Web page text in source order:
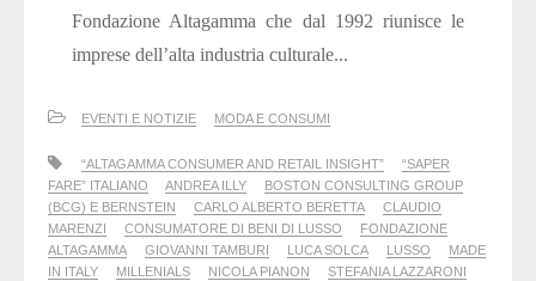
Fondazione Altagamma che dal 1992 riunisce le
imprese dell’alta industria culturale...
EVENTI E NOTIZIE MODA E CONSUMI
“ALTAGAMMA CONSUMER AND RETAIL INSIGHT”
“SAPER
FARE” ITALIANO
ANDREA ILLY
BOSTON CONSULTING GROUP
(BCG) E BERNSTEIN
CARLO ALBERTO BERETTA
CLAUDIO
MARENZI
CONSUMATORE DI BENI DI LUSSO
FONDAZIONE
ALTAGAMMA
GIOVANNI TAMBURI LUCA SOLCA LUSSO
MADE
IN ITALY
MILLENIALS NICOLA PIANON
STEFANIA LAZZARONI